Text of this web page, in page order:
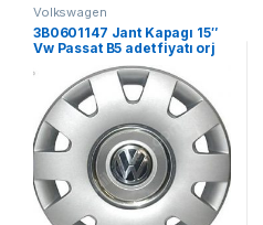
Volkswagen
3B0601147 Jant Kapagı 15″
Vw Passat B5 adet fiyatı orj